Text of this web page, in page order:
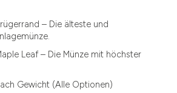
– Die älteste und
Leaf – Die Münze mit höchster
Gewicht (Alle Optionen)